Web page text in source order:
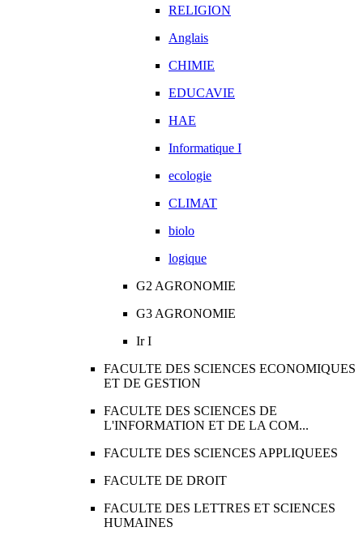
RELIGION
Anglais
CHIMIE
EDUCAVIE
HAE
Informatique I
ecologie
CLIMAT
biolo
logique
G2 AGRONOMIE
G3 AGRONOMIE
Ir I
FACULTE DES SCIENCES ECONOMIQUES
ET DE GESTION
FACULTE DES SCIENCES DE
L'INFORMATION ET DE LA COM...
FACULTE DES SCIENCES APPLIQUEES
FACULTE DE DROIT
FACULTE DES LETTRES ET SCIENCES
HUMAINES